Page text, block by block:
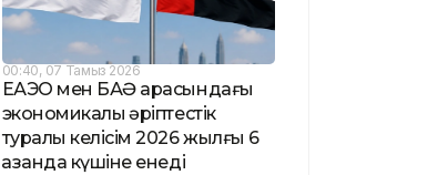
00:40, 07 Тамыз 2026
ЕАЭО мен БАӘ арасындағы
экономикалық әріптестік
туралы келісім 2026 жылғы 6
қазанда күшіне енеді